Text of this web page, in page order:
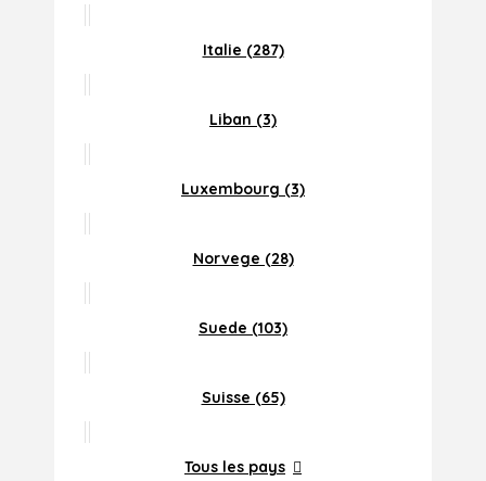
Italie (287)
Liban (3)
Luxembourg (3)
Norvege (28)
Suede (103)
Suisse (65)
Tous les pays